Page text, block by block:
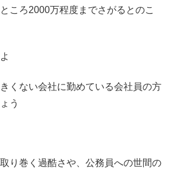
ころ2000万程度までさがるとのこ
くない会社に勤めている会社員の方
う
り巻く過酷さや、公務員への世間の